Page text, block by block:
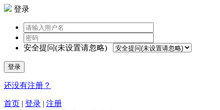
登录
安全提问(未设置请忽略)
登录
还没有注册？
首页 | 登录 | 注册